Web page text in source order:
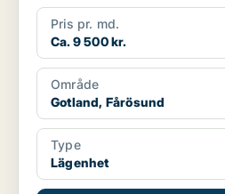
Pris pr. md.
Ca. 9 500 kr.
Område
Gotland, Fårösund
Type
Lägenhet